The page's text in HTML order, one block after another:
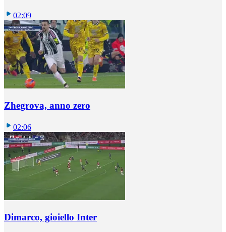
02:09
Zhegrova, anno zero
02:06
Dimarco, gioiello Inter